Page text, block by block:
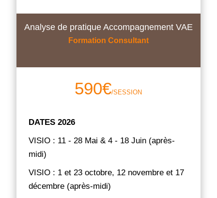
Analyse de pratique Accompagnement VAE
Formation Consultant
590€/SESSION
DATES 2026
VISIO : 11 - 28 Mai & 4 - 18 Juin (après-
midi)
VISIO : 1 et 23 octobre, 12 novembre et 17
décembre (après-midi)